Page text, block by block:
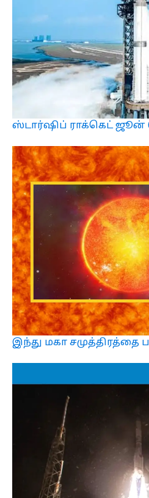
ஸ்டார்ஷிப் ராக்கெட் ஜூன்
இந்து மகா சமுத்திரத்தை